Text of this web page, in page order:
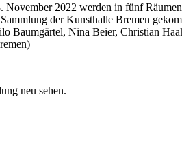
November 2022 werden in fünf
der Kunsthalle Bremen
Baumgärtel, Nina Beier, Christian
neu sehen.